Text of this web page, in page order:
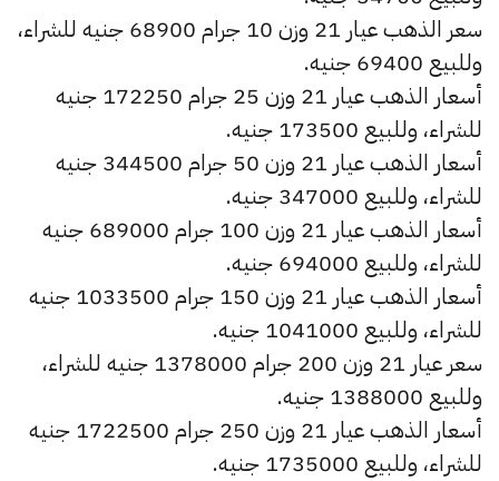
سعر الذهب عيار 21 وزن 10 جرام 68900 جنيه للشراء،
وللبيع 69400 جنيه.
أسعار الذهب عيار 21 وزن 25 جرام 172250 جنيه
للشراء، وللبيع 173500 جنيه.
أسعار الذهب عيار 21 وزن 50 جرام 344500 جنيه
للشراء، وللبيع 347000 جنيه.
أسعار الذهب عيار 21 وزن 100 جرام 689000 جنيه
للشراء، وللبيع 694000 جنيه.
أسعار الذهب عيار 21 وزن 150 جرام 1033500 جنيه
للشراء، وللبيع 1041000 جنيه.
سعر عيار 21 وزن 200 جرام 1378000 جنيه للشراء،
وللبيع 1388000 جنيه.
أسعار الذهب عيار 21 وزن 250 جرام 1722500 جنيه
للشراء، وللبيع 1735000 جنيه.